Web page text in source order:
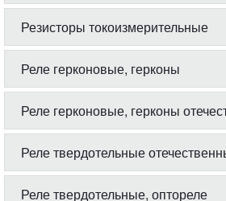
Резисторы токоизмерительные
Реле герконовые, герконы
Реле герконовые, герконы
Реле твердотельные
Реле твердотельные, оптореле